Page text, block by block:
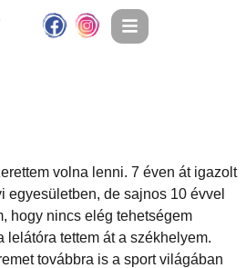
volna lenni. 7 éven át igazolt
egyesületben, de sajnos 10 évvel
hogy nincs elég tehetségem
lelátóra tettem át a székhelyem.
továbbra is a sport világában